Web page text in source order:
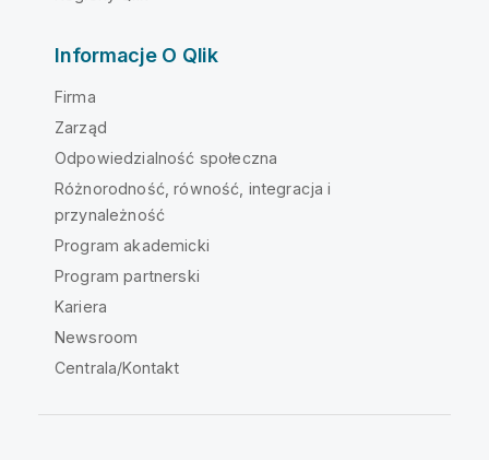
Informacje O Qlik
Firma
Zarząd
Odpowiedzialność społeczna
Różnorodność, równość, integracja i
przynależność
Program akademicki
Program partnerski
Kariera
Newsroom
Centrala/Kontakt